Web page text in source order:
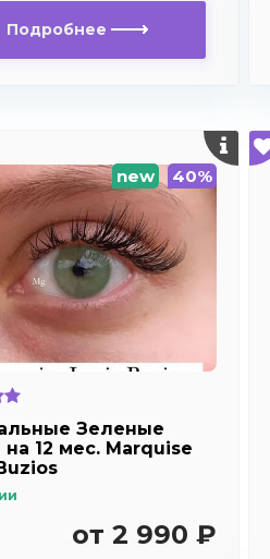
Подробнее
new 40%
Зеленые
12 мес. Marquise
от 2 990 ₽